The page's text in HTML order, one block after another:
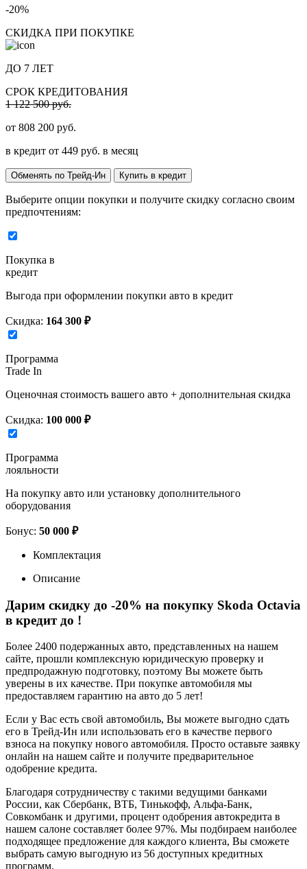
-20%
СКИДКА ПРИ ПОКУПКЕ
ДО 7 ЛЕТ
СРОК КРЕДИТОВАНИЯ
1 122 500 руб.
от 808 200 руб.
в кредит от 449 руб. в месяц
Обменять по Трейд-Ин Купить в кредит
Выберите опции покупки и получите скидку согласно своим
предпочтениям:
Покупка в
кредит
Выгода при оформлении покупки авто в кредит
Скидка: 164 300 ₽
Программа
Trade In
Оценочная стоимость вашего авто + дополнительная скидка
Скидка: 100 000 ₽
Программа
лояльности
На покупку авто или установку дополнительного
оборудования
Бонус: 50 000 ₽
Комплектация
Описание
Дарим скидку до -20% на покупку Skoda Octavia
в кредит до !
Более 2400 подержанных авто, представленных на нашем
сайте, прошли комплексную юридическую проверку и
предпродажную подготовку, поэтому Вы можете быть
уверены в их качестве. При покупке автомобиля мы
предоставляем гарантию на авто до 5 лет!
Если у Вас есть свой автомобиль, Вы можете выгодно сдать
его в Трейд-Ин или использовать его в качестве первого
взноса на покупку нового автомобиля. Просто оставьте заявку
онлайн на нашем сайте и получите предварительное
одобрение кредита.
Благодаря сотрудничеству с такими ведущими банками
России, как Сбербанк, ВТБ, Тинькофф, Альфа-Банк,
Совкомбанк и другими, процент одобрения автокредита в
нашем салоне составляет более 97%. Мы подбираем наиболее
подходящее предложение для каждого клиента, Вы сможете
выбрать самую выгодную из 56 доступных кредитных
программ.